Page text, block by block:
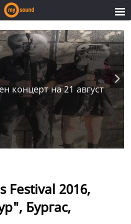
концерт на 21 август
Festival 2016,
Бургас,